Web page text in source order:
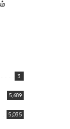
3
5,689
5,035